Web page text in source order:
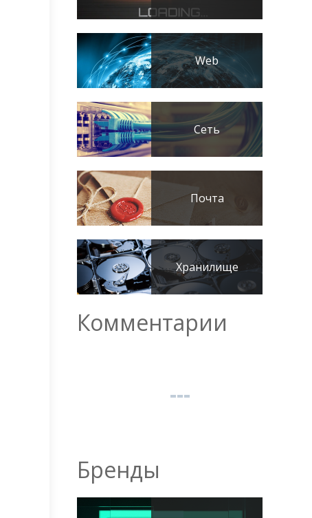
Web
Сеть
Почта
Хранилище
Комментарии
Бренды